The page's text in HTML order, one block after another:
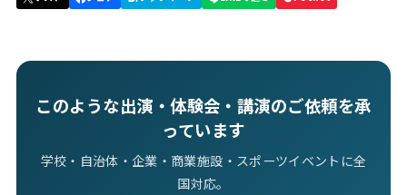
このような出演・体験会・講演のご依頼を承
っています
学校・自治体・企業・商業施設・スポーツイベントに全
国対応。